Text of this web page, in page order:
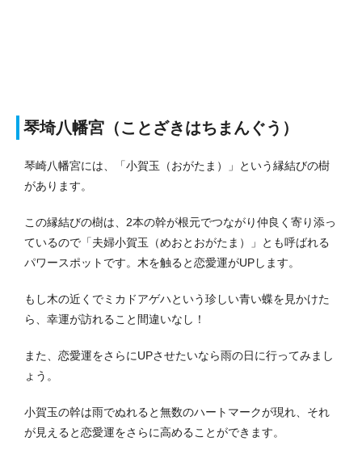
琴埼八幡宮（ことざきはちまんぐう）
琴崎八幡宮には、「小賀玉（おがたま）」という縁結びの樹
があります。
この縁結びの樹は、2本の幹が根元でつながり仲良く寄り添っ
ているので「夫婦小賀玉（めおとおがたま）」とも呼ばれる
パワースポットです。木を触ると恋愛運がUPします。
もし木の近くでミカドアゲハという珍しい青い蝶を見かけた
ら、幸運が訪れること間違いなし！
また、恋愛運をさらにUPさせたいなら雨の日に行ってみまし
ょう。
小賀玉の幹は雨でぬれると無数のハートマークが現れ、それ
が見えると恋愛運をさらに高めることができます。